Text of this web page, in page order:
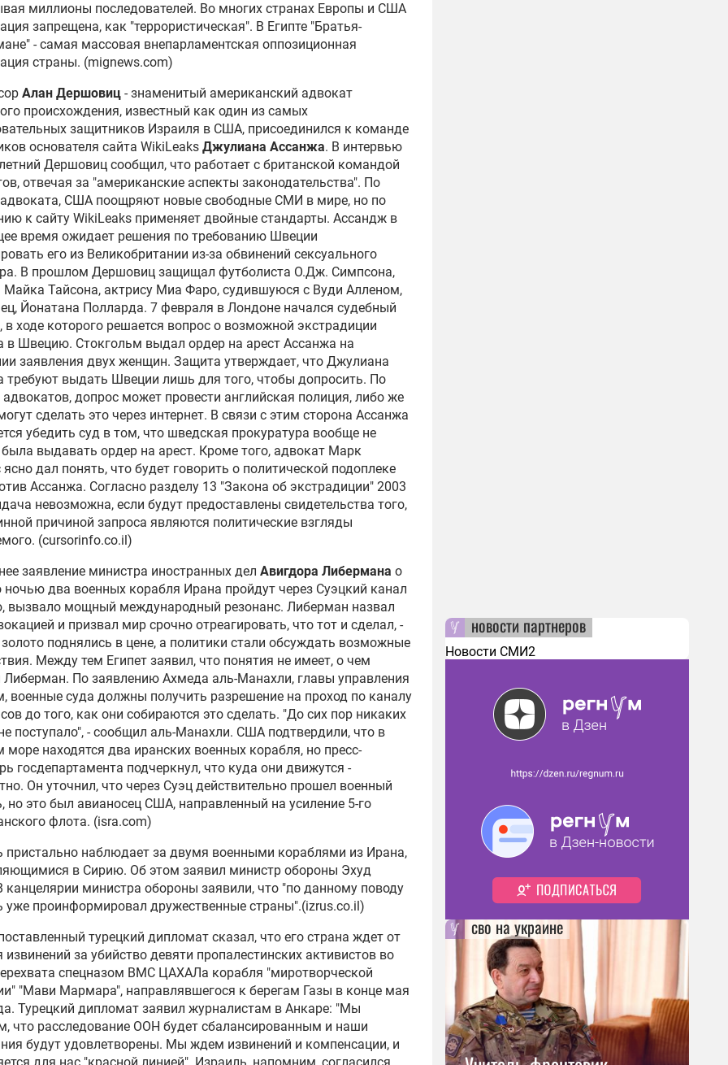
сообщило, что
может оспорить решение
отреагировала на
Британией
Ассанжа в США
МВД Великобритании
решение об
Ассанжа в США
Испании вызвал экс-
США свидетелем
Ассанжа
Совета Европы
Британию не
Ассанжа в США
Ассанжа проводят
протеста у здания МВД
Ассанжа надо спасти.
натовцы дают нам
возможность
Австралии не будут
экстрадицию
в США
а цирк: сторонники
потребовали его
Лондоне выдал ордер на
в США основателя
Ассанжа
организации
миллионы последователей. Во многих странах Европы и США
запрещена, как "террористическая". В Египте "Братья-
- самая массовая внепарламентская оппозиционная
страны. (mignews.com)
Алан Дершовиц - знаменитый американский адвокат
происхождения, известный как один из самых
защитников Израиля в США, присоединился к команде
основателя сайта WikiLeaks Джулиана Ассанжа. В интервью
Дершовиц сообщил, что работает с британской командой
отвечая за "американские аспекты законодательства". По
США поощряют новые свободные СМИ в мире, но по
к сайту WikiLeaks применяет двойные стандарты. Ассандж в
время ожидает решения по требованию Швеции
его из Великобритании из-за обвинений сексуального
В прошлом Дершовиц защищал футболиста О.Дж. Симпсона,
Майка Тайсона, актрису Миа Фаро, судившуюся с Вуди Алленом,
Йонатана Полларда. 7 февраля в Лондоне начался судебный
в ходе которого решается вопрос о возможной экстрадиции
в Швецию. Стокгольм выдал ордер на арест Ассанжа на
заявления двух женщин. Защита утверждает, что Джулиана
требуют выдать Швеции лишь для того, чтобы допросить. По
допрос может провести английская полиция, либо же
сделать это через интернет. В связи с этим сторона Ассанжа
убедить суд в том, что шведская прокуратура вообще не
выдавать ордер на арест. Кроме того, адвокат Марк
ясно дал понять, что будет говорить о политической подоплеке
Ассанжа. Согласно разделу 13 "Закона об экстрадиции" 2003
невозможна, если будут предоставлены свидетельства того,
причиной запроса являются политические взгляды
(cursorinfo.co.il)
заявление министра иностранных дел Авигдора Либермана о
ночью два военных корабля Ирана пройдут через Суэцкий канал
вызвало мощный международный резонанс. Либерман назвал
и призвал мир срочно отреагировать, что тот и сделал, -
поднялись в цене, а политики стали обсуждать возможные
Между тем Египет заявил, что понятия не имеет, о чем
Либерман. По заявлению Ахмеда аль-Манахли, главы управления
военные суда должны получить разрешение на проход по каналу
до того, как они собираются это сделать. "До сих пор никаких
поступало", - сообщил аль-Манахли. США подтвердили, что в
море находятся два иранских военных корабля, но пресс-
госдепартамента подчеркнул, что куда они движутся -
Он уточнил, что через Суэц действительно прошел военный
но это был авианосец США, направленный на усиление 5-го
флота. (isra.com)
пристально наблюдает за двумя военными кораблями из Ирана,
в Сирию. Об этом заявил министр обороны Эхуд
канцелярии министра обороны заявили, что "по данному поводу
уже проинформировал дружественные страны".(izrus.co.il)
турецкий дипломат сказал, что его страна ждет от
извинений за убийство девяти пропалестинских активистов во
спецназом ВМС ЦАХАЛа корабля "миротворческой
"Мави Мармара", направлявшегося к берегам Газы в конце мая
Турецкий дипломат заявил журналистам в Анкаре: "Мы
что расследование ООН будет сбалансированным и наши
будут удовлетворены. Мы ждем извинений и компенсации, и
новости партнеров
Новости СМИ2
сво на украине